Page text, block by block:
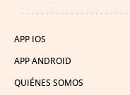
APP IOS
APP ANDROID
QUIÉNES SOMOS